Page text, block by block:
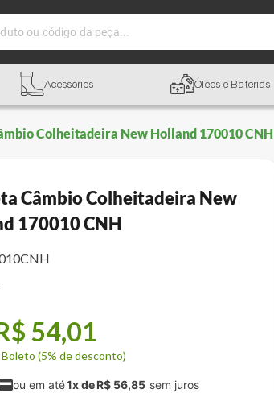
ou código da peça...
Acessórios Óleos e Baterias
Colheitadeira New Holland 170010 CNH
Câmbio Colheitadeira New
170010 CNH
54,01
(5% de desconto)
1x deR$ 56,85